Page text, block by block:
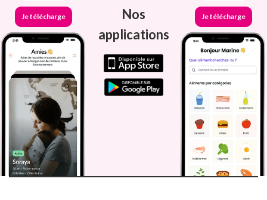
Je télécharge
Nos
applications
Je télécharge